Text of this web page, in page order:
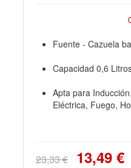
Fuente - Cazuela
Capacidad 0,6
Apta para
Eléctrica, Fuego,
23,33 € 13,49 €